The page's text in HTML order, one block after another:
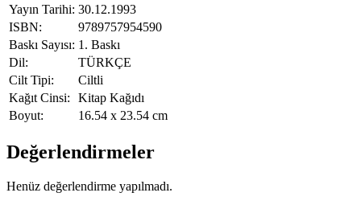
Yayın Tarihi: 30.12.1993
ISBN:
9789757954590
Baskı Sayısı: 1. Baskı
Dil:
TÜRKÇE
Cilt Tipi:
Ciltli
Kağıt Cinsi:
Kitap Kağıdı
Boyut:
16.54 x 23.54 cm
Değerlendirmeler
Henüz değerlendirme yapılmadı.